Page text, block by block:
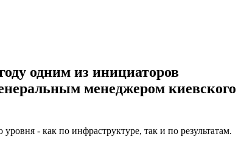
одним из инициаторов
менеджером киевского
- как по инфраструктуре, так и по результатам.